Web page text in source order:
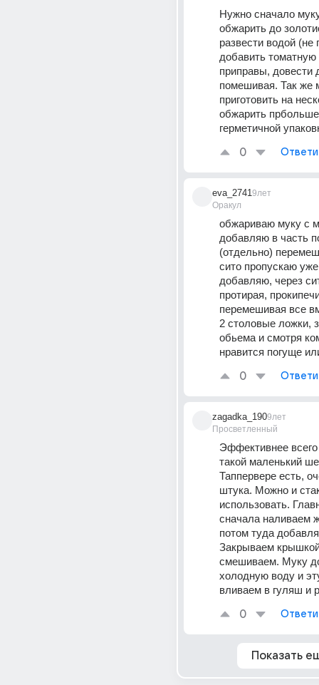
Нужно сначало
обжарить до
развести водой (не
добавить томатную
приправы, довести
помешивая. Так же
приготовить на
обжарить
герметичной
0
eva_2741
Оракул
9лет
обжариваю муку с
добавляю в часть
(отдельно)
сито пропускаю
добавляю, через
протирая,
перемешивая все
2 столовые ложки,
обьема и смотря
нравится погуще
0
zagadka_190
Просветленный
9лет
Эффективнее
такой маленький
Таппервере есть,
штука. Можно и
использовать.
сначала наливаем
потом туда
Закрываем
смешиваем. Муку
холодную воду и
вливаем в гуляш и
0
Показать